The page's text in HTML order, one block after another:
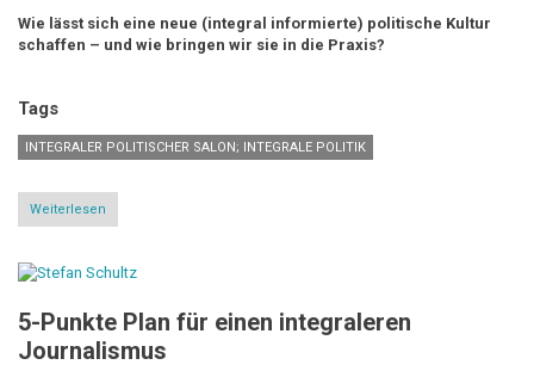
Wie lässt sich eine neue (integral informierte) politische Kultur
schaffen – und wie bringen wir sie in die Praxis?
Tags
INTEGRALER POLITISCHER SALON; INTEGRALE POLITIK
Weiterlesen
Auf
Weg
zu
integralen
politischen
Kultur
5-Punkte Plan für einen integraleren
Journalismus